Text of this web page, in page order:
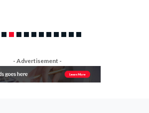
- Advertisement -